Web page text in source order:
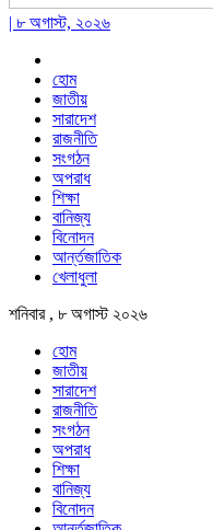
| ৮ অগাস্ট, ২০২৬
হোম
জাতীয়
সারাদেশ
রাজনীতি
সংগঠন
অপরাধ
শিক্ষা
বানিজ্য
বিনোদন
আর্ন্তজাতিক
খেলাধুলা
শনিবার , ৮ অগাস্ট ২০২৬
হোম
জাতীয়
সারাদেশ
রাজনীতি
সংগঠন
অপরাধ
শিক্ষা
বানিজ্য
বিনোদন